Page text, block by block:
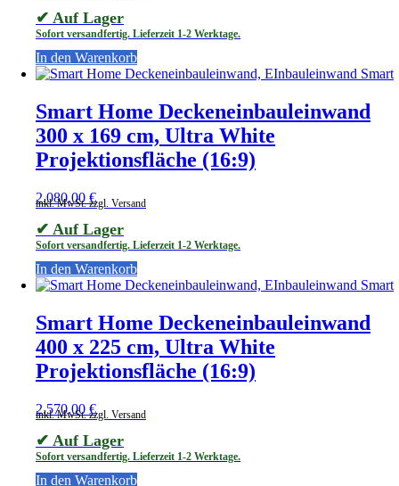
✔ Auf Lager
Sofort versandfertig. Lieferzeit 1-2 Werktage.
In den Warenkorb
Smart Home Deckeneinbauleinwand
300 x 169 cm, Ultra White
Projektionsfläche (16:9)
2.080,00 €
inkl. MwSt. zzgl. Versand
✔ Auf Lager
Sofort versandfertig. Lieferzeit 1-2 Werktage.
In den Warenkorb
Smart Home Deckeneinbauleinwand
400 x 225 cm, Ultra White
Projektionsfläche (16:9)
2.570,00 €
inkl. MwSt. zzgl. Versand
✔ Auf Lager
Sofort versandfertig. Lieferzeit 1-2 Werktage.
In den Warenkorb